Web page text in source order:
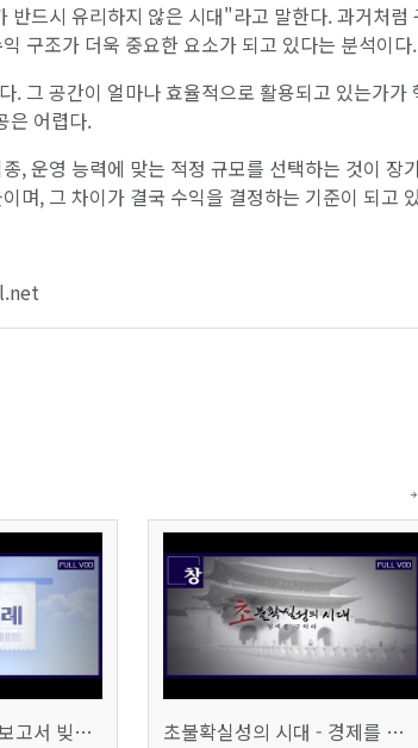
드시 유리하지 않은 시대"라고 말한다. 과거처럼
구조가 더욱 중요한 요소가 되고 있다는 분석이다.
. 그 공간이 얼마나 효율적으로 활용되고 있는가가
은 어렵다.
, 운영 능력에 맞는 적정 규모를 선택하는 것이 장
며, 그 차이가 결국 수익을 결정하는 기준이 되고
시사기획창, 자영업보고서 빚의 굴레 507회 (KBS 25.6.10) 초불확실성의 시대 - 경제를 구하라 494회 (KBS 25.2.11)